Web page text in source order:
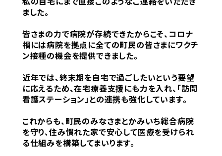
ました。
皆さまの力で病院が存続できたからこそ、コロナ
禍には病院を拠点に全ての町民の皆さまにワクチ
ン接種の機会を提供できました。
近年では、終末期を自宅で過ごしたいという要望
に応えるため、在宅療養支援にも力を入れ、「訪問
看護ステーション」との連携も強化しています。
これからも、町民のみなさまとかみいち総合病院
を守り、住み慣れた家で安心して医療を受けられ
る仕組みを構築してまいります。